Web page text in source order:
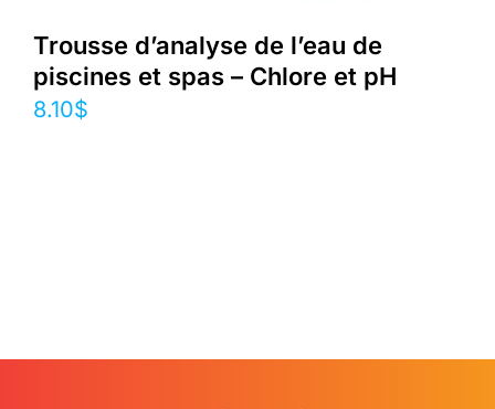
Trousse d’analyse de l’eau de
piscines et spas – Chlore et pH
8.10$